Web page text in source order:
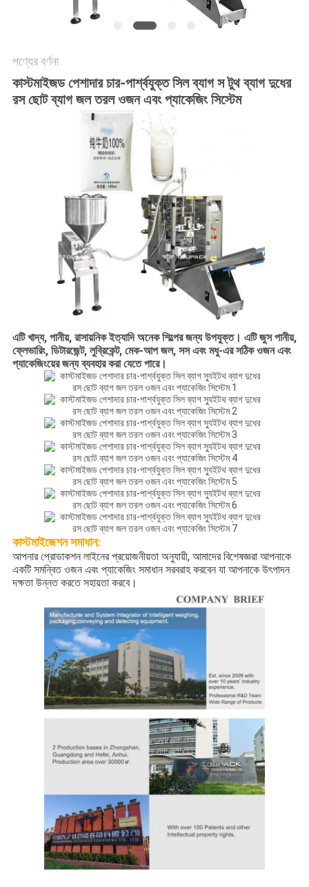
গোপনীয়তা
নীতি
পণ্যের বর্ণনা
কাস্টমাইজড পেশাদার চার-পার্শ্বযুক্ত সিল ব্যাগ স টুথ ব্যাগ দুধের
রস ছোট ব্যাগ জল তরল ওজন এবং প্যাকেজিং সিস্টেম
এটি খাদ্য, পানীয়, রাসায়নিক ইত্যাদি অনেক শিল্পের জন্য উপযুক্ত। এটি জুস পানীয়,
ফ্লেভারিং, ডিটারজেন্ট, লুব্রিকেন্ট, মেক-আপ জল, সস এবং মধু-এর সঠিক ওজন এবং
প্যাকেজিংয়ের জন্য ব্যবহার করা যেতে পারে।
কাস্টমাইজেশনসমাধান:
আপনার প্রোডাকশন লাইনের প্রয়োজনীয়তা অনুযায়ী, আমাদের বিশেষজ্ঞরা আপনাকে
একটি সমন্বিত ওজন এবং প্যাকেজিং সমাধান সরবরাহ করবেন যা আপনাকে উৎপাদন
দক্ষতা উন্নত করতে সহায়তা করবে।